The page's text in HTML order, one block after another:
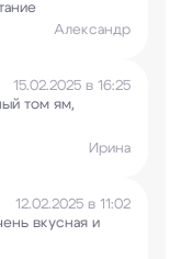
Александр
15.02.2025 в 16:25
том ям,
Ирина
12.02.2025 в 11:02
вкусная и